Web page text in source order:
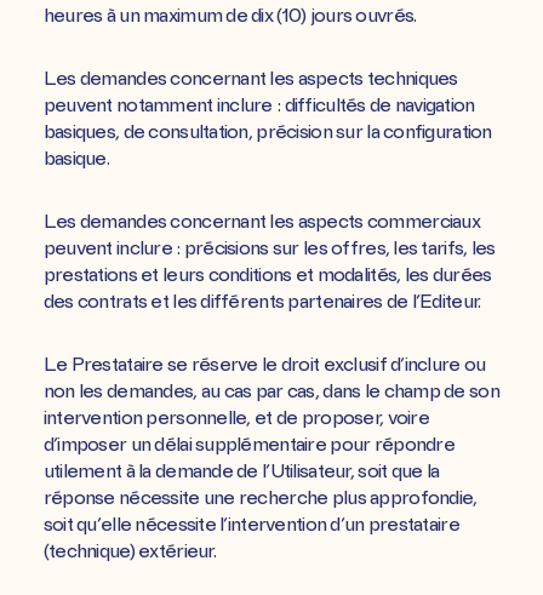
heures à un maximum de dix (10) jours ouvrés.
Les demandes concernant les aspects techniques
peuvent notamment inclure : difficultés de navigation
basiques, de consultation, précision sur la configuration
basique.
Les demandes concernant les aspects commerciaux
peuvent inclure : précisions sur les offres, les tarifs, les
prestations et leurs conditions et modalités, les durées
des contrats et les différents partenaires de l’Editeur.
Le Prestataire se réserve le droit exclusif d’inclure ou
non les demandes, au cas par cas, dans le champ de son
intervention personnelle, et de proposer, voire
d’imposer un délai supplémentaire pour répondre
utilement à la demande de l’Utilisateur, soit que la
réponse nécessite une recherche plus approfondie,
soit qu’elle nécessite l’intervention d’un prestataire
(technique) extérieur.